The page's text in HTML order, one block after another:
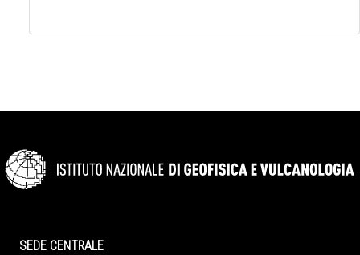
SEDE CENTRALE